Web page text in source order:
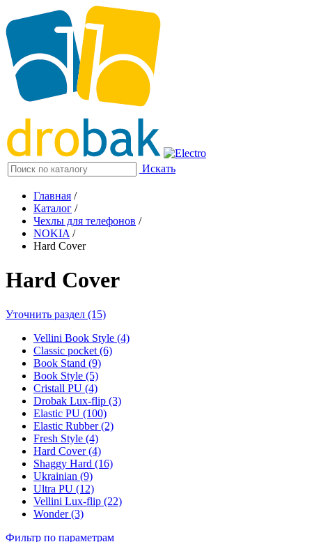
Искать
Главная /
Каталог /
Чехлы для телефонов /
NOKIA /
Hard Cover
Hard Cover
Уточнить раздел (15)
Vellini Book Style (4)
Classic pocket (6)
Book Stand (9)
Book Style (5)
Cristall PU (4)
Drobak Lux-flip (3)
Elastic PU (100)
Elastic Rubber (2)
Fresh Style (4)
Hard Cover (4)
Shaggy Hard (16)
Ukrainian (9)
Ultra PU (12)
Vellini Lux-flip (22)
Wonder (3)
Фильтр по параметрам